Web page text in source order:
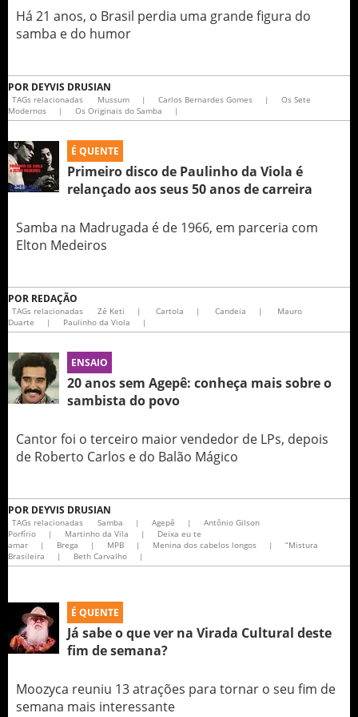
Há 21 anos, o Brasil perdia uma grande figura do
samba e do humor
POR DEYVIS DRUSIAN
TAGs relacionadas Mussum | Carlos Bernardes Gomes |
Os Sete
Modernos
| Os Originais do Samba |
É QUENTE
Primeiro disco de Paulinho da Viola é
relançado aos seus 50 anos de carreira
Samba na Madrugada é de 1966, em parceria com
Elton Medeiros
POR REDAÇÃO
TAGs relacionadas Zé Keti | Cartola | Candeia |
Mauro
Duarte
| Paulinho da Viola |
ENSAIO
20 anos sem Agepê: conheça mais sobre o
sambista do povo
Cantor foi o terceiro maior vendedor de LPs, depois
de Roberto Carlos e do Balão Mágico
POR DEYVIS DRUSIAN
TAGs relacionadas Samba | Agepê |
Antônio Gilson
Porfírio
| Martinho da Vila |
Deixa eu te
amar
| Brega | MPB | Menina dos cabelos longos |
“Mistura
Brasileira
| Beth Carvalho |
É QUENTE
Já sabe o que ver na Virada Cultural deste
fim de semana?
Moozyca reuniu 13 atrações para tornar o seu fim de
semana mais interessante